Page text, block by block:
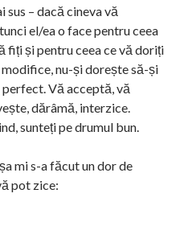
sus – dacă cineva vă
el/ea o face pentru ceea
fiți și pentru ceea ce vă doriți
nu-și dorește să-și
Vă acceptă, vă
dărâmă, interzice.
sunteți pe drumul bun.
mi s-a făcut un dor de
pot zice: